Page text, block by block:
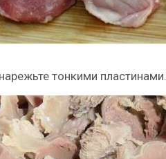
тонкими пластинами.